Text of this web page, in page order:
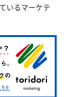
いるマーケテ